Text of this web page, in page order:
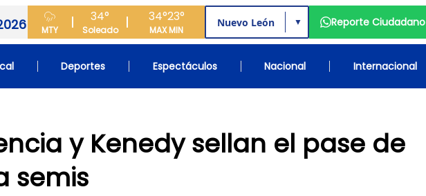
MTY
34°
Soleado
34°
MAX
23°
MIN
▼ Reporte Ciudadano
Deportes Espectáculos Nacional Internacional
y Kenedy sellan el pase de
semis